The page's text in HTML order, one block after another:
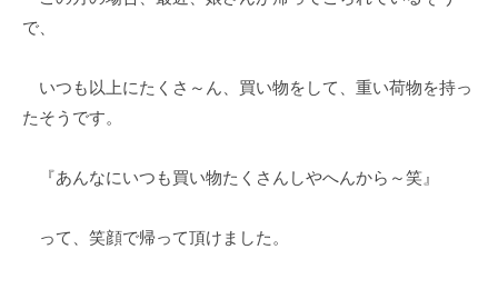
で、
いつも以上にたくさ～ん、買い物をして、重い荷物を持っ
たそうです。
『あんなにいつも買い物たくさんしやへんから～笑』
って、笑顔で帰って頂けました。